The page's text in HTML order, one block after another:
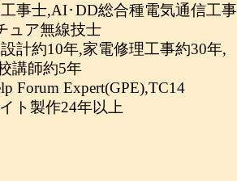
事士,AI･DD総合種電気通信工事
ュア無線技士
計約10年,家電修理工事約30年,
講師約5年
Forum Expert(GPE),TC14
ト製作24年以上